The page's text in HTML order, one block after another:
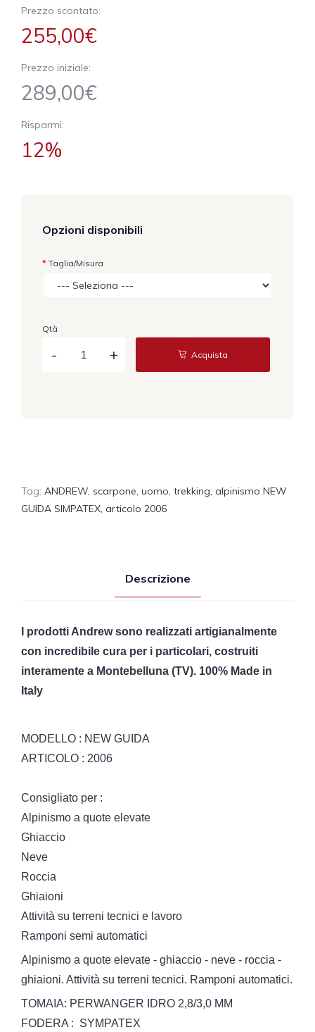
Prezzo scontato:
255,00€
Prezzo iniziale:
289,00€
Risparmi:
12%
Opzioni disponibili
Taglia/Misura
Qtà
Acquista
Tag: ANDREW, scarpone, uomo, trekking, alpinismo NEW
GUIDA SIMPATEX, articolo 2006
Descrizione
I prodotti Andrew sono realizzati artigianalmente
con incredibile cura per i particolari, costruiti
interamente a Montebelluna (TV). 100% Made in
Italy
MODELLO : NEW GUIDA
ARTICOLO : 2006
Consigliato per :
Alpinismo a quote elevate
Ghiaccio
Neve
Roccia
Ghiaioni
Attività su terreni tecnici e lavoro
Ramponi semi automatici
Alpinismo a quote elevate - ghiaccio - neve - roccia -
ghiaioni. Attività su terreni tecnici. Ramponi automatici.
TOMAIA: PERWANGER IDRO 2,8/3,0 MM
FODERA : SYMPATEX